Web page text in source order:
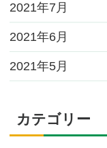
2021年7月
2021年6月
2021年5月
カテゴリー